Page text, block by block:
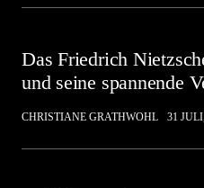
Das Friedrich
und seine spannende
CHRISTIANE GRATHWOHL 31